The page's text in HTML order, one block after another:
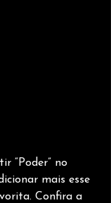
“Poder” no
mais esse
Confira a